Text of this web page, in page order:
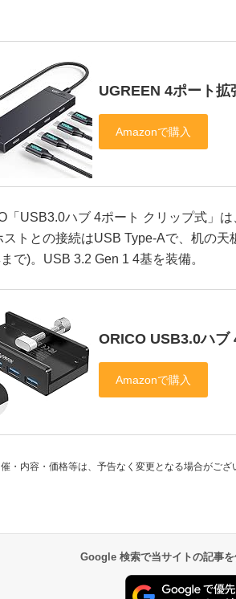
UGREEN 4ポート
USB3.0ハブ 4ポート クリップ式」は
ストとの接続はUSB Type-Aで、机の天
で)。USB 3.2 Gen 1 4基を装備。
ORICO USB3.0ハブ
・内容・価格等は、予告なく変更となる場合がご
Google 検索で当サイトの記事